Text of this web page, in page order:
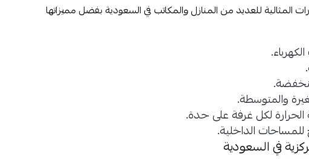
المثالية للعديد من المنازل والمكاتب في السعودية بفضل مميزاتها
والمتوسطة.
الحرارة لكل غرفة على حدة.
الداخلية.
في السعودية